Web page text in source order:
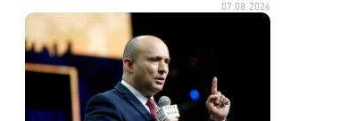
07.08.2026